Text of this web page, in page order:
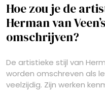
Hoe zou je de
Herman van
omschrijven?
De artistieke stijl van
worden omschreven als
veelzijdig. Zijn werken